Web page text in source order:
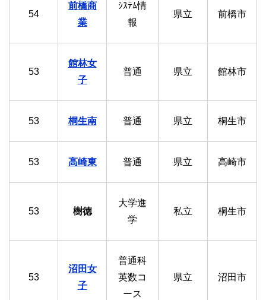
54
前橋商
業
ｼｽﾃﾑ情
報
県立 前橋市
53
館林女
子
普通 県立 館林市
53 桐生南 普通 県立 桐生市
53 高崎東 普通 県立 高崎市
53 樹徳
大学進
学
私立 桐生市
53
沼田女
子
普通科
英数コ
ース
県立 沼田市